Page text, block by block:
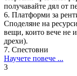
получавайте дял от
6. Платформи за
Споделяне на
вещи, които вече не
дрехи).
7. Спестовни
Научете повече ...
3